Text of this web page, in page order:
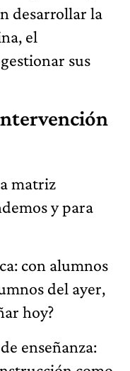
desarrollar la
el
sus
matriz
y para
con alumnos
del ayer,
hoy?
enseñanza: